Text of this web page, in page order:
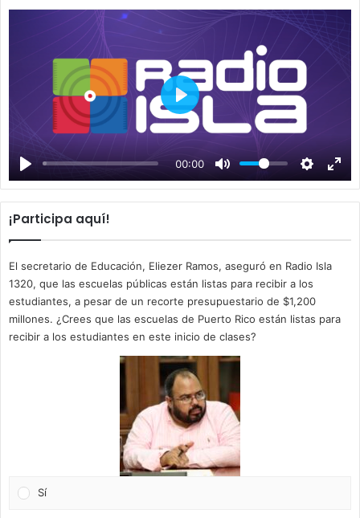
00:00
P
a
y
¡Participa aquí!
El secretario de Educación, Eliezer Ramos, aseguró en Radio Isla
1320, que las escuelas públicas están listas para recibir a los
estudiantes, a pesar de un recorte presupuestario de $1,200
millones. ¿Crees que las escuelas de Puerto Rico están listas para
recibir a los estudiantes en este inicio de clases?
Sí